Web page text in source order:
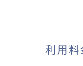
利用